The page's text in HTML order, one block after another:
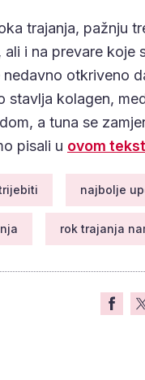
trajanja, pažnju
ali i na prevare koje
nedavno otkriveno
stavlja kolagen,
a tuna se
pisali u ovom
najbolje
rok trajanja